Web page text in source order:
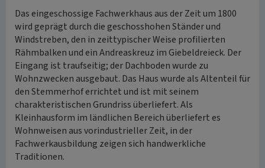
Das eingeschossige Fachwerkhaus aus der Zeit um 1800
wird geprägt durch die geschosshohen Ständer und
Windstreben, den in zeittypischer Weise profilierten
Rähmbalken und ein Andreaskreuz im Giebeldreieck. Der
Eingang ist traufseitig; der Dachboden wurde zu
Wohnzwecken ausgebaut. Das Haus wurde als Altenteil für
den Stemmerhof errichtet und ist mit seinem
charakteristischen Grundriss überliefert. Als
Kleinhausform im ländlichen Bereich überliefert es
Wohnweisen aus vorindustrieller Zeit, in der
Fachwerkausbildung zeigen sich handwerkliche
Traditionen.